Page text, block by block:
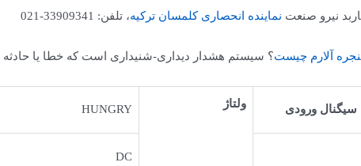
نیرو صنعت نماینده انحصاری کلمسان ترکیه، تلفن: 33909341-021
آلارم چیست؟ سیستم هشدار دیداری-شنیداری است که خطا یا
سیگنال ورودی ولتاژ HUNGRY
DC